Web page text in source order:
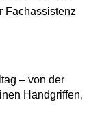
Fachassistenz
– von der
Handgriffen,